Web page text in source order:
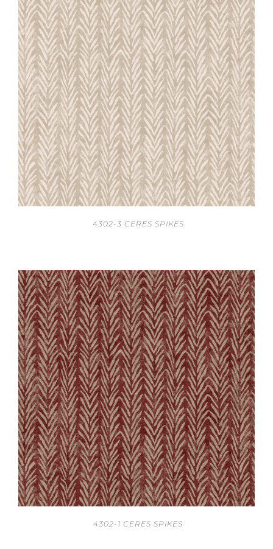
4302-3 CERES SPIKES
4302-1 CERES SPIKES